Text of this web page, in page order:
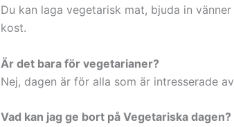
Du kan laga vegetarisk mat, bjuda in
kost.
Är det bara för vegetarianer?
Nej, dagen är för alla som är intresserade
Vad kan jag ge bort på Vegetariska dagen?